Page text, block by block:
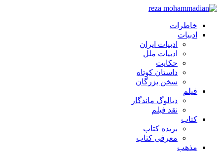
خاطرات
ادبیات
ادبیات ایران
ادبیات ملل
حکایت
داستان کوتاه
سخن بزرگان
فیلم
دیالوگ ماندگار
نقد فیلم
کتاب
بریده کتاب
معرفی کتاب
مذهب